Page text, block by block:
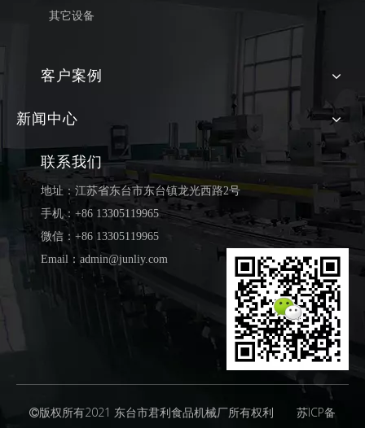
其它设备
客户案例
新闻中心
联系我们
地址：江苏省东台市东台镇龙光西路2号
手机：+86 13305119965
微信：+86 13305119965
Email：admin@junliy.com
版权所有2021 东台市君利食品机械厂所有权利 苏ICP备